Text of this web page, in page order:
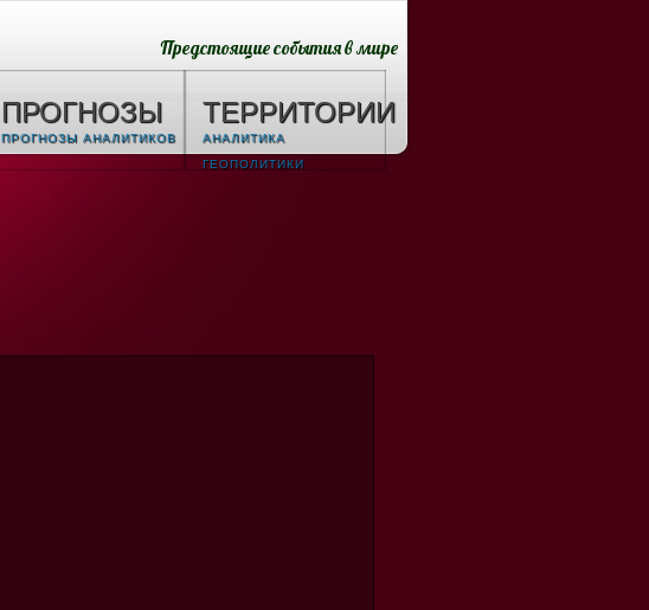
Предстоящие события в мире
ПРОГНОЗЫ
ПРОГНОЗЫ АНАЛИТИКОВ
ТЕРРИТОРИИ
АНАЛИТИКА
ГЕОПОЛИТИКИ